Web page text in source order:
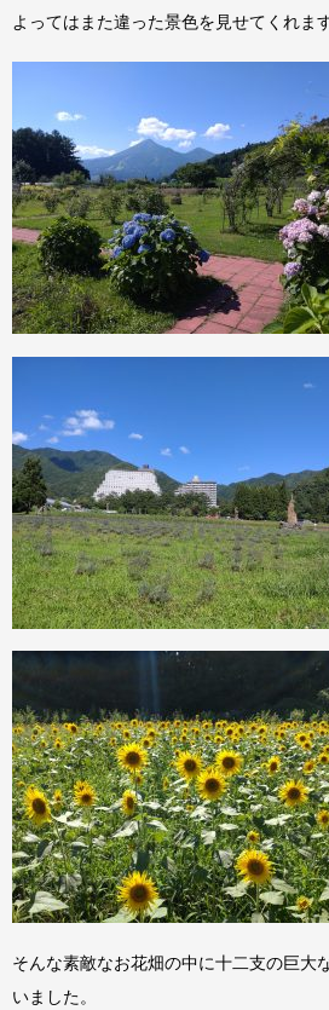
よってはまた違った景色を見せてくれます
そんな素敵なお花畑の中に十二支の巨大
いました。